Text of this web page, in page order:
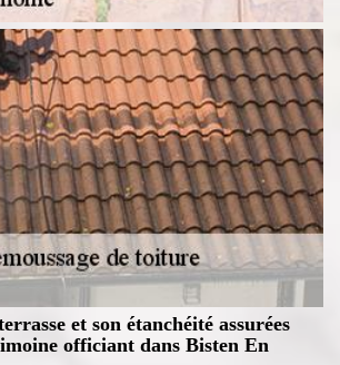
et son étanchéité assurées
officiant dans Bisten En